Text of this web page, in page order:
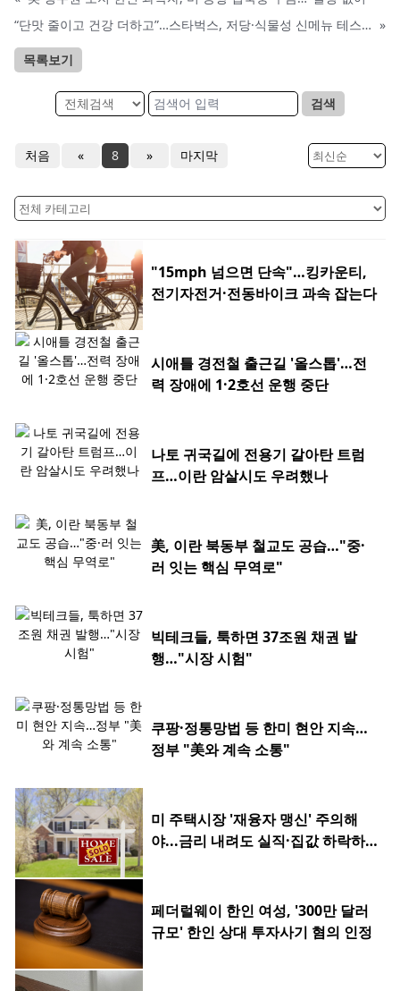
“단맛 줄이고 건강 더하고”…스타벅스, 저당·식물성 신메뉴 테스트 돌입 »
목록보기
검색
처음 « 8 » 마지막
"15mph 넘으면 단속"…킹카운티,
전기자전거·전동바이크 과속 잡는다
시애틀 경전철 출근길 '올스톱'…전
력 장애에 1·2호선 운행 중단
나토 귀국길에 전용기 갈아탄 트럼
프…이란 암살시도 우려했나
美, 이란 북동부 철교도 공습…"중·
러 잇는 핵심 무역로"
빅테크들, 툭하면 37조원 채권 발
행…"시장 시험"
쿠팡·정통망법 등 한미 현안 지속…
정부 "美와 계속 소통"
미 주택시장 '재융자 맹신' 주의해
야...금리 내려도 실직·집값 하락하
페더럴웨이 한인 여성, '300만 달러
규모' 한인 상대 투자사기 혐의 인정